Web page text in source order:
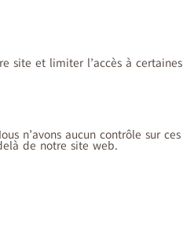
site et limiter l’accès à certaines
n’avons aucun contrôle sur ces
de notre site web.